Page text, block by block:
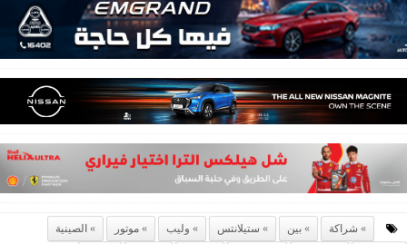
شراكة بين ستيلانتس وليب موتور
الصينية